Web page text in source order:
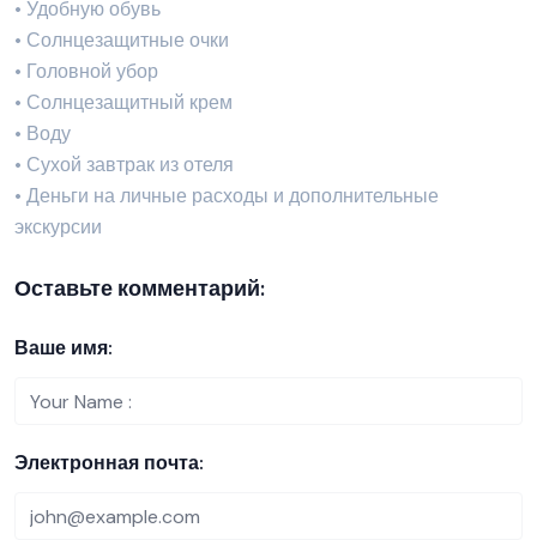
• Удобную обувь
• Солнцезащитные очки
• Головной убор
• Солнцезащитный крем
• Воду
• Сухой завтрак из отеля
• Деньги на личные расходы и дополнительные
экскурсии
Оставьте комментарий:
Ваше имя:
Электронная почта: